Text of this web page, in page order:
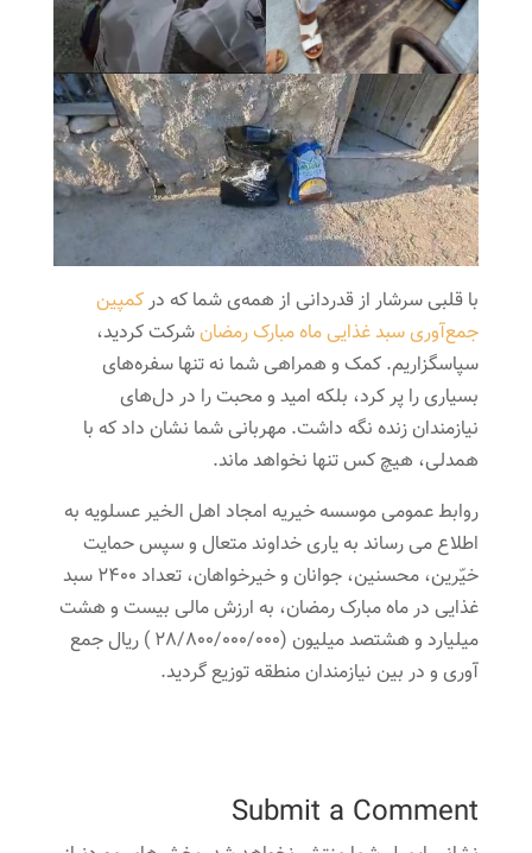
با قلبی سرشار از قدردانی از همه‌ی شما که درکمپین
جمع‌آوری سبد غذایی ماه مبارک رمضانشرکت کردید،
سپاسگزاریم. کمک و همراهی شما نه‌ تنها سفره‌های
بسیاری را پر کرد، بلکه امید و محبت را در دل‌های
نیازمندان زنده نگه داشت. مهربانی شما نشان داد که با
همدلی، هیچ کس تنها نخواهد ماند.
روابط عمومی موسسه خیریه امجاد اهل الخیر عسلویه به
اطلاع می رساند به یاری خداوند متعال و سپس حمایت
خیّرین، محسنین، جوانان و خیرخواهان، تعداد 2400 سبد
غذایی در ماه مبارک رمضان، به ارزش مالی بیست و هشت
میلیارد و هشتصد میلیون (28/800/000/000 ) ریال جمع
آوری و در بین نیازمندان منطقه توزیع گردید.
Submit a Comment